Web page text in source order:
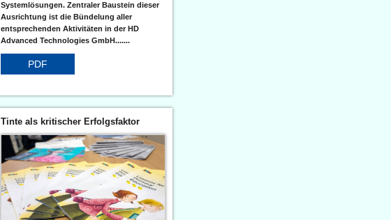
Systemlösungen. Zentraler Baustein dieser
Ausrichtung ist die Bündelung aller
entsprechenden Aktivitäten in der HD
Advanced Technologies GmbH.......
PDF
Tinte als kritischer Erfolgsfaktor